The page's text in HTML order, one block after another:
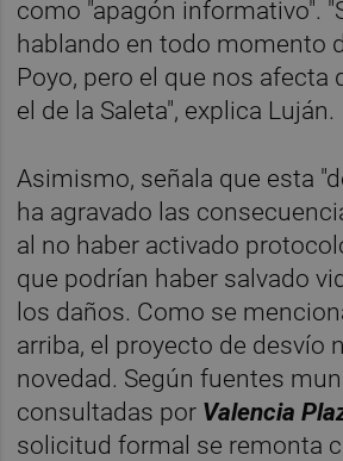
como "apagón informativo".
hablando en todo momento
Poyo, pero el que nos afecta
el de la Saleta", explica Luján.
Asimismo, señala que esta
ha agravado las
al no haber activado
que podrían haber salvado
los daños. Como se
arriba, el proyecto de desvío
novedad. Según fuentes
consultadas por Valencia
solicitud formal se remonta